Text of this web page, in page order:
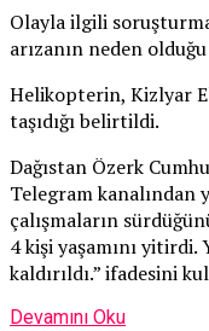
Olayla ilgili
arızanın neden
Helikopterin, Kizlyar
taşıdığı belirtildi.
Dağıstan Özerk
Telegram kanalından
çalışmaların
4 kişi yaşamını yitirdi.
kaldırıldı.” ifadesini
Devamını Oku